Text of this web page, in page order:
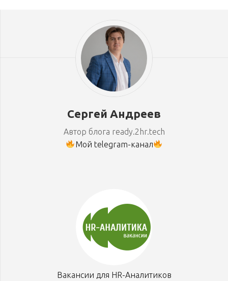
Сергей Андреев
Автор блога ready.2hr.tech
Мой telegram-канал
Вакансии для HR-Аналитиков